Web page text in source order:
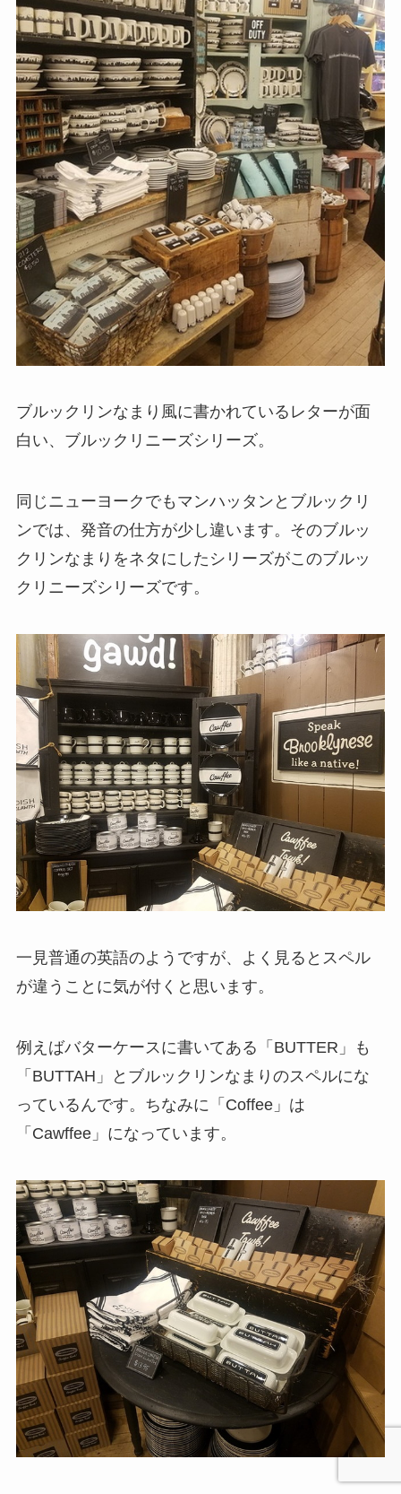
ブルックリンなまり風に書かれているレターが面
白い、ブルックリニーズシリーズ。
同じニューヨークでもマンハッタンとブルックリ
ンでは、発音の仕方が少し違います。そのブルッ
クリンなまりをネタにしたシリーズがこのブルッ
クリニーズシリーズです。
一見普通の英語のようですが、よく見るとスペル
が違うことに気が付くと思います。
例えばバターケースに書いてある「BUTTER」も
「BUTTAH」とブルックリンなまりのスペルにな
っているんです。ちなみに「Coffee」は
「Cawffee」になっています。